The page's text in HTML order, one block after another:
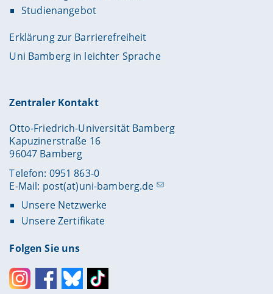
Studienangebot
Erklärung zur Barrierefreiheit
Uni Bamberg in leichter Sprache
Zentraler Kontakt
Otto-Friedrich-Universität Bamberg
Kapuzinerstraße 16
96047 Bamberg
Telefon: 0951 863-0
E-Mail: post(at)uni-bamberg.de
Unsere Netzwerke
Unsere Zertifikate
Folgen Sie uns